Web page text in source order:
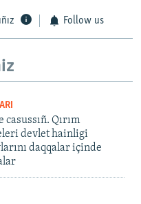
Follow us
casussıñ. Qırım
devlet hainligi
daqqalar içinde